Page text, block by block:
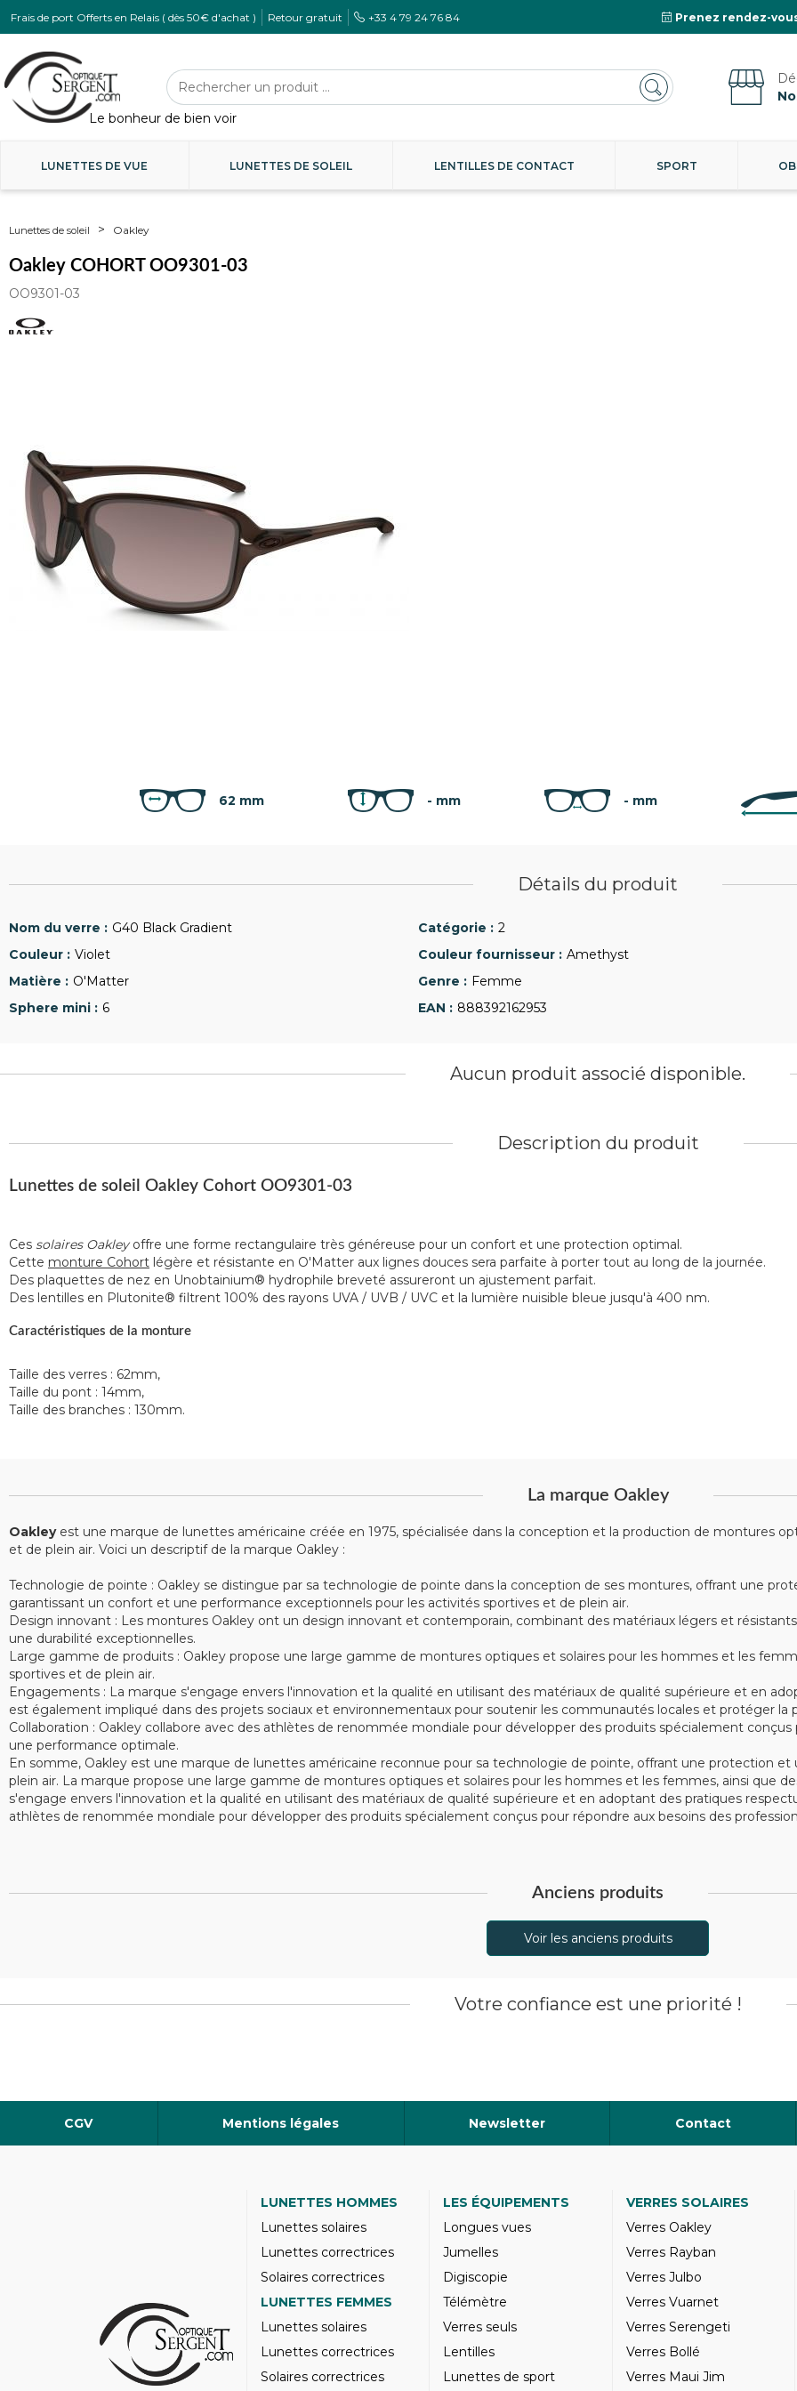
Frais de port Offerts en Relais ( dès 50€ d'achat ) Retour gratuit +33 4 79 24 76 84 Prenez rendez-
LUNETTES DE VUE LUNETTES DE SOLEIL LENTILLES DE CONTACT SPORT
Lunettes de soleil Oakley
Oakley COHORT OO9301-03
OO9301-03
62 mm - mm - mm
Détails du produit
G40 Black Gradient
2
Violet
Amethyst
O'Matter
Femme
6
888392162953
Description du produit
Lunettes de soleil Oakley Cohort OO9301-03
Ces solaires Oakleyoffre une forme rectangulaire très généreuse pour un confort et une protection optimal.
Cette monture Cohort légère et résistante en O'Matter aux lignes douces sera parfaite à porter tout au long de la journée.
Des plaquettes de nez en Unobtainium® hydrophile breveté assureront un ajustement parfait.
Des lentilles en Plutonite® filtrent 100% des rayons UVA / UVB / UVC et la lumière nuisible bleue jusqu'à 400 nm.
Caractéristiques de la monture
Taille des verres : 62mm,
Taille du pont : 14mm,
Taille des branches : 130mm.
La marque Oakley
Oakleyest une marque de lunettes américaine créée en 1975, spécialisée dans la conception et la production de montures
et de plein air. Voici un descriptif de la marque Oakley :
Technologie de pointe : Oakley se distingue par sa technologie de pointe dans la conception de ses montures, offrant une
garantissant un confort et une performance exceptionnels pour les activités sportives et de plein air.
Design innovant : Les montures Oakley ont un design innovant et contemporain, combinant des matériaux légers et
une durabilité exceptionnelles.
Large gamme de produits : Oakley propose une large gamme de montures optiques et solaires pour les hommes et les
sportives et de plein air.
Engagements : La marque s'engage envers l'innovation et la qualité en utilisant des matériaux de qualité supérieure et en
est également impliqué dans des projets sociaux et environnementaux pour soutenir les communautés locales et protéger la
Collaboration : Oakley collabore avec des athlètes de renommée mondiale pour développer des produits spécialement
une performance optimale.
En somme, Oakley est une marque de lunettes américaine reconnue pour sa technologie de pointe, offrant une protection
plein air. La marque propose une large gamme de montures optiques et solaires pour les hommes et les femmes, ainsi que
s'engage envers l'innovation et la qualité en utilisant des matériaux de qualité supérieure et en adoptant des pratiques
athlètes de renommée mondiale pour développer des produits spécialement conçus pour répondre aux besoins des
Aucun produit associé disponible.
Anciens produits
Voir les anciens produits
Votre confiance est une priorité !
CGV Mentions légales Newsletter Contact
LUNETTES HOMMES
Lunettes solaires
Lunettes correctrices
Solaires correctrices
LUNETTES FEMMES
Lunettes solaires
Lunettes correctrices
Solaires correctrices
LES ÉQUIPEMENTS
Longues vues
Jumelles
Digiscopie
Télémètre
Verres seuls
Lentilles
Lunettes de sport
VERRES SOLAIRES
Verres Oakley
Verres Rayban
Verres Julbo
Verres Vuarnet
Verres Serengeti
Verres Bollé
Verres Maui Jim